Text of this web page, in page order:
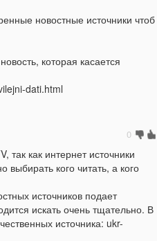
новостные источники чтоб
которая касается
dati.html
0
так как интернет источники
кого читать, а кого
источников подает
искать очень тщательно. В
источника: ukr-